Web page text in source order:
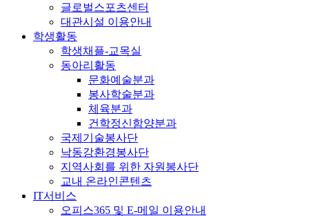
글로벌스포츠센터
대관시설 이용안내
학생활동
학생채플-교목실
동아리활동
문화예술분과
봉사학술분과
체육분과
건학정신함양분과
국제기술봉사단
낙동강환경봉사단
지역사회를 위한 자원봉사단
교내 온라인콘텐츠
IT서비스
오피스365 및 E-메일 이용안내